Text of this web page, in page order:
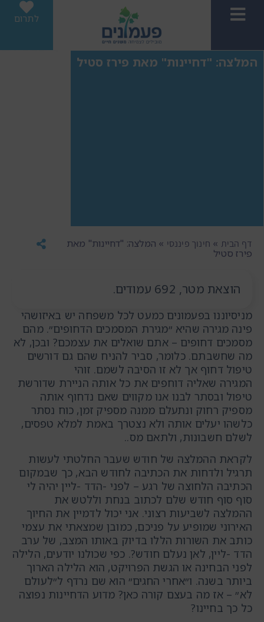
לתרום
המלצה: "דחיינות" מאת פירז סטיל
דף הבית » חינוך פיננסי » המלצה: "דחיינות" מאת
פירז סטיל
הוצאת מטר, 692 עמודים.
מניסיוננו בפעמונים כמעט לכל משפחה יש באיזושהי
פינה מגירה שהיא ״מגירת המסמכים הדחופים״. מהם
מסמכים דחופים – אתם שואלים את עצמכם? ובכן, לא
מה שחשבתם. כלומר, סביר להניח שהם גם דורשים
טיפול דחוף אך לא זו הסיבה לשמם. זוהי
המגירה שאליה דוחפים את כל אותה הניירת שדורשת
טיפול ובסתר לבנו אנו מקווים שאם נדחוף אותה
מספיק רחוק ונתעלם ממנה מספיק זמן, כוח נסתר
כלשהו יעלים אותה ולא נצטרך באמת למלא טפסים,
לשלם חשבונות, ולתאם מס..
לקראת ההמלצה של חודש שעבר החלטתי לעשות
תרגיל ולדחות את הכתיבה לחודש הבא, כך שבמקום
הכתיבה הלחוצה של רגע – לפני -הדד -ליין יהיה לי
סוף סוף חודש שלם לכתוב בנחת וללטש את
ההמלצה לשביעות רצוני. אני יכול לדמיין את החיוך
האירוני שמופיע על פניכם, כמובן שמצאתי את עצמי
כותב את השורות הללו בדיוק באותו המצב, של ערב
הדד -ליין, לאן נעלם חודש?. כפי שכולנו יודעים, הלילה
לפני הבחינה או הגשת הפרויקט, הוא הלילה הארוך
ביותר בשנה. ו״אחרי החגים״ הוא שם נרדף ל״לעולם
לא״ – אז מה בעצם קורה כאן? מדוע הדחיינות נפוצה
כל כך בחיינו?